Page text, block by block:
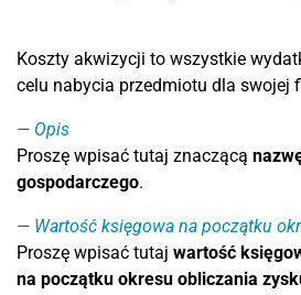
Koszty akwizycji to wszystkie
celu nabycia przedmiotu dla swojej
Opis
Proszę wpisać tutaj znaczącą
gospodarczego.
Wartość księgowa na początku
Proszę wpisać tutaj wartość
na początku okresu obliczania